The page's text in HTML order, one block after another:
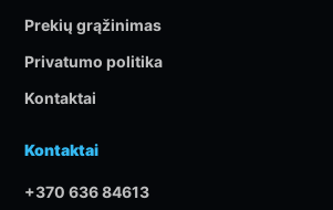
Prekių grąžinimas
Privatumo politika
Kontaktai
Kontaktai
+370 636 84613